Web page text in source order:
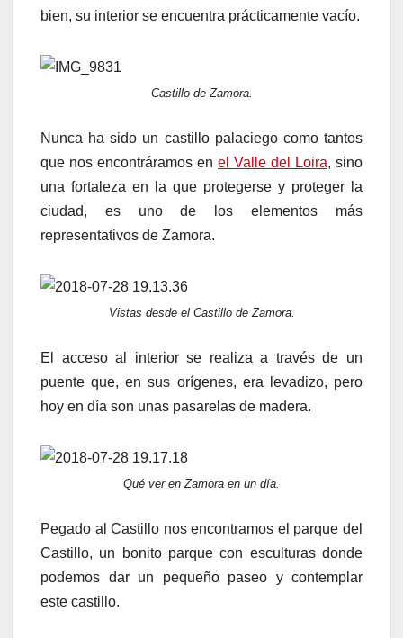
bien, su interior se encuentra prácticamente vacío.
Castillo de Zamora.
Nunca ha sido un castillo palaciego como tantos
que nos encontráramos en el Valle del Loira, sino
una fortaleza en la que protegerse y proteger la
ciudad, es uno de los elementos más
representativos de Zamora.
Vistas desde el Castillo de Zamora.
El acceso al interior se realiza a través de un
puente que, en sus orígenes, era levadizo, pero
hoy en día son unas pasarelas de madera.
Qué ver en Zamora en un día.
Pegado al Castillo nos encontramos el parque del
Castillo, un bonito parque con esculturas donde
podemos dar un pequeño paseo y contemplar
este castillo.